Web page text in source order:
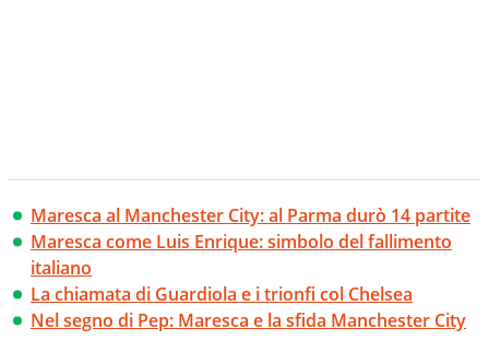
Maresca al Manchester City: al Parma durò 14 partite
Maresca come Luis Enrique: simbolo del fallimento
italiano
La chiamata di Guardiola e i trionfi col Chelsea
Nel segno di Pep: Maresca e la sfida Manchester City